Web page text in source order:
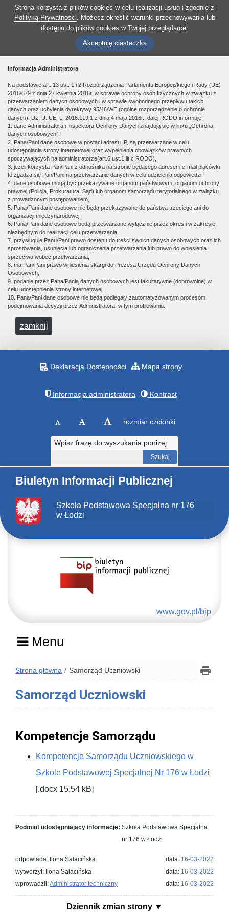
Strona korzysta z plików cookies w celu realizacji usług i zgodnie z
Polityką Prywatności. Możesz określić warunki przechowywania lub
dostępu do plików cookies w Twojej przeglądarce.
Akceptuję ciasteczka
Informacja Administratora
Na podstawie art. 13 ust. 1 i 2 Rozporządzenia Parlamentu Europejskiego i Rady (UE)
2016/679 z dnia 27 kwietnia 2016r. w sprawie ochrony osób fizycznych w związku z
przetwarzaniem danych osobowych i w sprawie swobodnego przepływu takich
danych oraz uchylenia dyrektywy 95/46/WE (ogólne rozporządzenie o ochronie
danych), Dz. U. UE. L. 2016.119.1 z dnia 4 maja 2016r., dalej RODO informuję:
1. dane Administratora i Inspektora Ochrony Danych znajdują się w linku „Ochrona
danych osobowych”,
2. Pana/Pani dane osobowe w postaci adresu IP, są przetwarzane w celu
udostępniania strony internetowej oraz wypełnienia obowiązków prawnych
spoczywających na administratorze(art.6 ust.1 lit.c RODO),
3. jeżeli korzysta Pan/Pani z odnośnika na stronie będącego adresem e-mail placówki
to zgadza się Pan/Pani na przetwarzanie danych w celu udzielenia odpowiedzi,
4. dane osobowe mogą być przekazywane organom państwowym, organom ochrony
prawnej (Policja, Prokuratura, Sąd) lub organom samorządu terytorialnego w związku
z prowadzonym postępowaniem,
5. Pana/Pani dane osobowe nie będą przekazywane do państwa trzeciego ani do
organizacji międzynarodowej,
6. Pana/Pani dane osobowe będą przetwarzane wyłącznie przez okres i w zakresie
niezbędnym do realizacji celu przetwarzania,
7. przysługuje Panu/Pani prawo dostępu do treści swoich danych osobowych oraz ich
sprostowania, usunięcia lub ograniczenia przetwarzania lub prawo do wniesienia
sprzeciwu wobec przetwarzania,
8. ma Pan/Pani prawo wniesienia skargi do Prezesa Urzędu Ochrony Danych
Osobowych,
9. podanie przez Pana/Panią danych osobowych jest fakultatywne (dobrowolne) w
celu udostępnienia strony internetowej,
10. Pana/Pani dane osobowe nie będą podlegały zautomatyzowanym procesom
podejmowania decyzji przez Administratora, w tym profilowaniu.
zamknij
Deklaracja Dostępności Mapa strony
Informacja administratora Kontrast
rozmiar czcionki
Wpisz frazę do wyszukania poniżej
Biuletyn Informacji Publicznej
Szkoła Podstawowa Specjalna nr 176
w Łodzi
www.gov.pl/bip
Menu
Strona główna Samorząd Uczniowski
Samorząd Uczniowski
Kompetencje Samorządu
Kompetencje Samorządu Uczniowskiego w
Szkole Podstawowej Specjalnej Nr 176 w Łodzi
[.docx 15.54 kB]
Podmiot udostępniający informację: Szkoła Podstawowa Specjalna
nr 176 w Łodzi
odpowiada: Ilona Sałacińska data: 16-03-2022
wytworzył: Ilona Sałacińska
data: 16-03-2022
wprowadził:Administrator techniczny data: 16-03-2022
Dziennik zmian strony